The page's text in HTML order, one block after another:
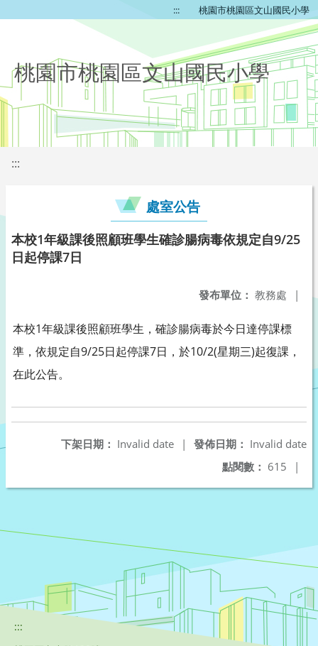
::: 桃園市桃園區文山國民小學
桃園市桃園區文山國民小學
:::
處室公告
本校1年級課後照顧班學生確診腸病毒依規定自9/25
日起停課7日
發布單位： 教務處 |
本校1年級課後照顧班學生，確診腸病毒於今日達停課標
準，依規定自9/25日起停課7日，於10/2(星期三)起復課，
在此公告。
發佈日期： Invalid date
下架日期： Invalid date
|
點閱數： 615 |
:::